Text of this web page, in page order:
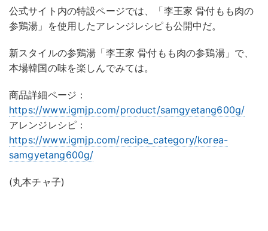
公式サイト内の特設ページでは、「李王家 骨付もも肉の
参鶏湯」を使用したアレンジレシピも公開中だ。
新スタイルの参鶏湯「李王家 骨付もも肉の参鶏湯」で、
本場韓国の味を楽しんでみては。
商品詳細ページ：
https://www.igmjp.com/product/samgyetang600g/
アレンジレシピ：
https://www.igmjp.com/recipe_category/korea-
samgyetang600g/
(丸本チャ子)